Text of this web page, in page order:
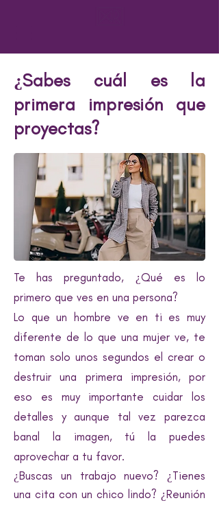
¿Sabes cuál es la
primera impresión que
proyectas?
Te has preguntado, ¿Qué es lo
primero que ves en una persona?
Lo que un hombre ve en ti es muy
diferente de lo que una mujer ve, te
toman solo unos segundos el crear o
destruir una primera impresión, por
eso es muy importante cuidar los
detalles y aunque tal vez parezca
banal la imagen, tú la puedes
aprovechar a tu favor.
¿Buscas un trabajo nuevo? ¿Tienes
una cita con un chico lindo? ¿Reunión